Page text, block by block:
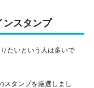
ンスタンプ
たいという人は多いで
スタンプを厳選しまし